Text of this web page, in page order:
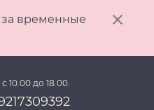
за временные
с 10.00 до 18.00.